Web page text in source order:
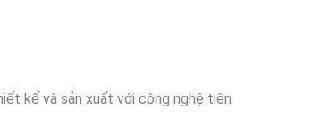
kế và sản xuất với công nghệ tiên